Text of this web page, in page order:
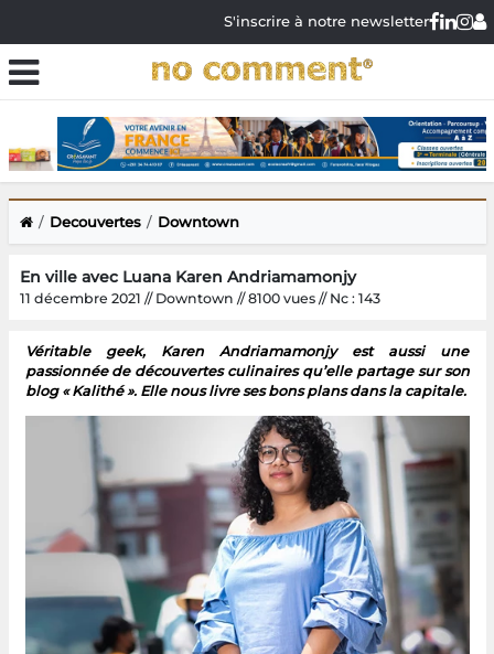
S'inscrire à notre newsletter
Decouvertes Downtown
En ville avec Luana Karen Andriamamonjy
11 décembre 2021 // Downtown // 8100 vues // Nc : 143
Véritable geek, Karen Andriamamonjy est aussi une
passionnée de découvertes culinaires qu’elle partage sur son
blog « Kalithé ». Elle nous livre ses bons plans dans la capitale.